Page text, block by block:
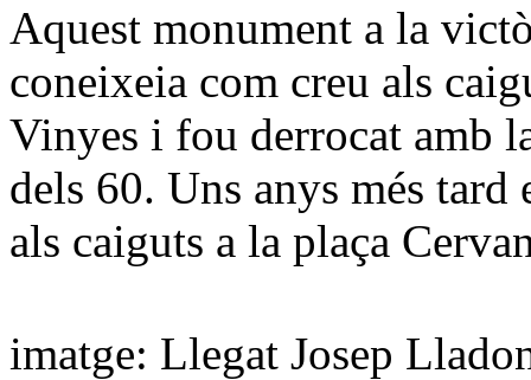
Aquest monument a la
coneixeia com creu als
Vinyes i fou derrocat amb
dels 60. Uns anys més
als caiguts a la plaça
imatge: Llegat Josep